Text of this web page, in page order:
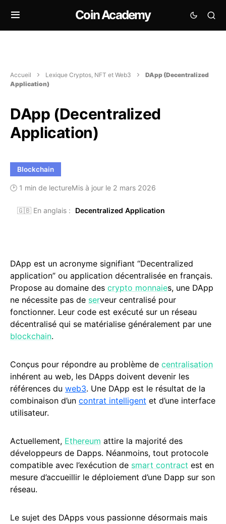
Coin Academy
Accueil Lexique Cryptos, NFT et Web3
DApp (Decentralized
Application)
DApp (Decentralized
Application)
Blockchain
🕑 1 min de lectureMis à jour le 2 mars 2026
🇬🇧 En anglais : Decentralized Application
DApp est un acronyme signifiant “Decentralized
application” ou application décentralisée en français.
Propose au domaine des crypto monnaies, une DApp
ne nécessite pas de serveur centralisé pour
fonctionner. Leur code est exécuté sur un réseau
décentralisé qui se matérialise généralement par une
blockchain.
Conçus pour répondre au problème de centralisation
inhérent au web, les DApps doivent devenir les
références du web3. Une DApp est le résultat de la
combinaison d’un contrat intelligent et d’une interface
utilisateur.
Actuellement, Ethereum attire la majorité des
développeurs de Dapps. Néanmoins, tout protocole
compatible avec l’exécution de smart contract est en
mesure d’accueillir le déploiement d’une Dapp sur son
réseau.
Le sujet des DApps vous passionne désormais mais